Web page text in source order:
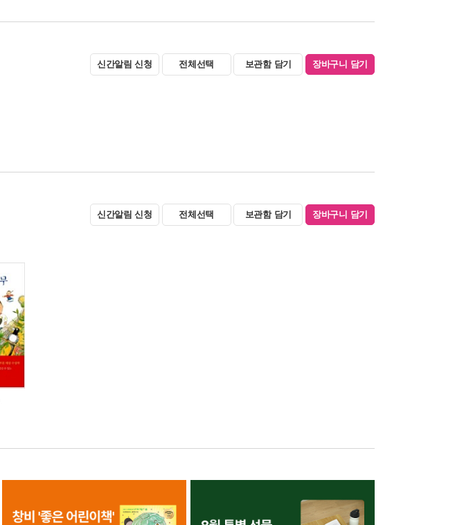
신간알림 신청 전체선택 보관함 담기 장바구니 담기
신간알림 신청 전체선택 보관함 담기 장바구니 담기